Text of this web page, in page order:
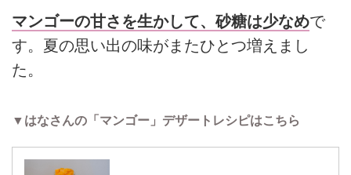
マンゴーの甘さを生かして、砂糖は少なめで
す。夏の思い出の味がまたひとつ増えまし
た。
▼はなさんの「マンゴー」デザートレシピはこちら